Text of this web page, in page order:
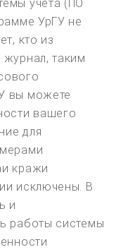
учета (ПО
УрГУ не
кто из
таким
вы можете
вашего
для
кражи
исключены. В
и
работы системы